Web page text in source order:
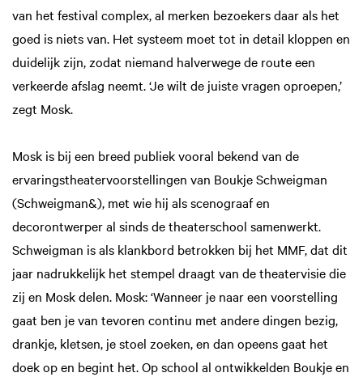
van het festival complex, al merken bezoekers daar als het
goed is niets van. Het systeem moet tot in detail kloppen en
duidelijk zijn, zodat niemand halverwege de route een
verkeerde afslag neemt. ‘Je wilt de juiste vragen oproepen,’
zegt Mosk.
Mosk is bij een breed publiek vooral bekend van de
ervaringstheatervoorstellingen van Boukje Schweigman
(Schweigman&), met wie hij als scenograaf en
decorontwerper al sinds de theaterschool samenwerkt.
Schweigman is als klankbord betrokken bij het MMF, dat dit
jaar nadrukkelijk het stempel draagt van de theatervisie die
zij en Mosk delen. Mosk: ‘Wanneer je naar een voorstelling
gaat ben je van tevoren continu met andere dingen bezig,
drankje, kletsen, je stoel zoeken, en dan opeens gaat het
doek op en begint het. Op school al ontwikkelden Boukje en